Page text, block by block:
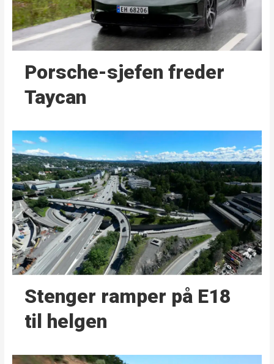
Porsche-sjefen freder
Taycan
Stenger ramper på E18
til helgen